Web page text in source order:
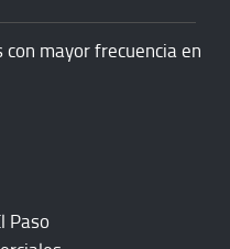
con mayor frecuencia en
Paso